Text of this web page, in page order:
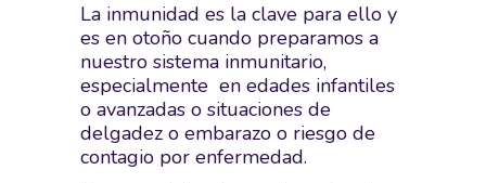
La inmunidad es la clave para ello y
es en otoño cuando preparamos a
nuestro sistema inmunitario,
especialmente en edades infantiles
o avanzadas o situaciones de
delgadez o embarazo o riesgo de
contagio por enfermedad.